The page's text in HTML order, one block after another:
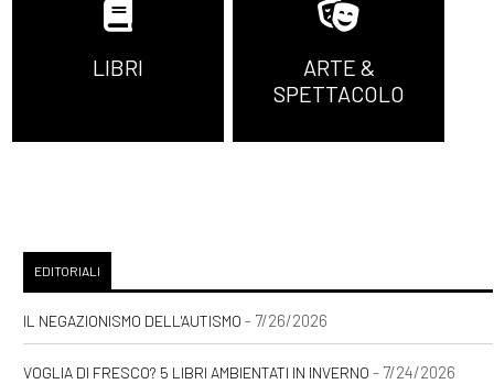
LIBRI
ARTE &
SPETTACOLO
EDITORIALI
IL NEGAZIONISMO DELL'AUTISMO - 7/26/2026
VOGLIA DI FRESCO? 5 LIBRI AMBIENTATI IN INVERNO - 7/24/2026